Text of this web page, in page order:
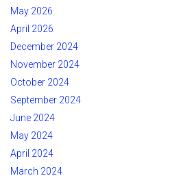
May 2026
April 2026
December 2024
November 2024
October 2024
September 2024
June 2024
May 2024
April 2024
March 2024